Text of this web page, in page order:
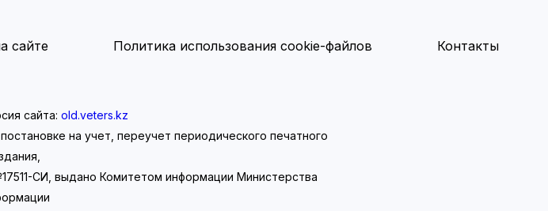
сайте Политика использования cookie-файлов Контакты
сайта: old.veters.kz
на учет, переучет периодического печатного
СИ, выдано Комитетом информации Министерства